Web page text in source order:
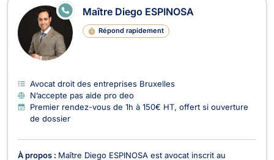
Maître Diego ESPINOSA
Répond rapidement
E
N
N
E
Avocat droit des entreprises Bruxelles
N’accepte pas aide pro deo
Premier rendez-vous de 1h à 150€ HT, offert si ouverture
de dossier
À propos : Maître Diego ESPINOSA est avocat inscrit au